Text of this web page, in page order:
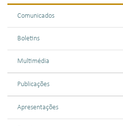
Comunicados
Boletins
Multimédia
Publicações
Apresentações